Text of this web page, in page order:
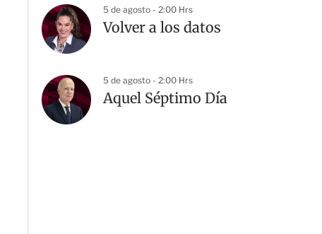
5 de agosto - 2:00 Hrs
Volver a los datos
5 de agosto - 2:00 Hrs
Aquel Séptimo Día